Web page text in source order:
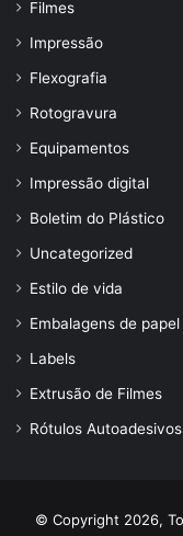
Filmes
Impressão
Flexografia
Rotogravura
Equipamentos
Impressão digital
Boletim do Plástico
Uncategorized
Estilo de vida
Embalagens de papel
Labels
Extrusão de Filmes
Rótulos Autoadesivos
© Copyright 2026,